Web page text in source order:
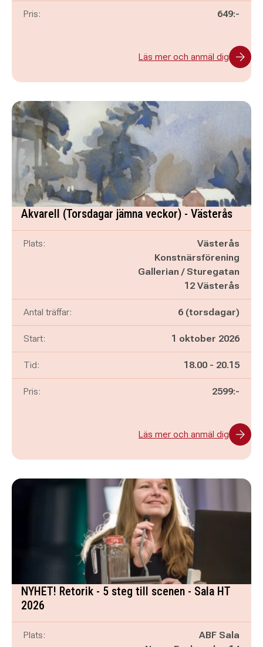
Pris: 649:-
Läs mer och anmäl dig
Akvarell (Torsdagar jämna veckor) - Västerås
Plats:
Västerås
Konstnärsförening
Gallerian / Sturegatan
12 Västerås
Antal träffar: 6 (torsdagar)
Start: 1 oktober 2026
Tid: Pågår mellan
18.00 - och
20.15
Pris: 2599:-
Läs mer och anmäl dig
NYHET! Retorik - 5 steg till scenen - Sala HT
2026
Plats:
ABF Sala